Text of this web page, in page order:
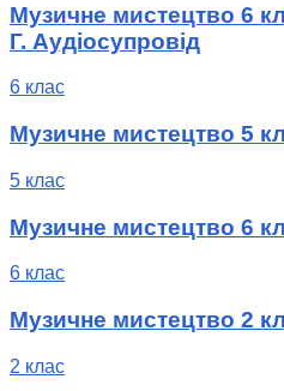
Музичне мистецтво 6
Г. Аудіосупровід
6 клас
Музичне мистецтво 5
5 клас
Музичне мистецтво 6
6 клас
Музичне мистецтво 2
2 клас